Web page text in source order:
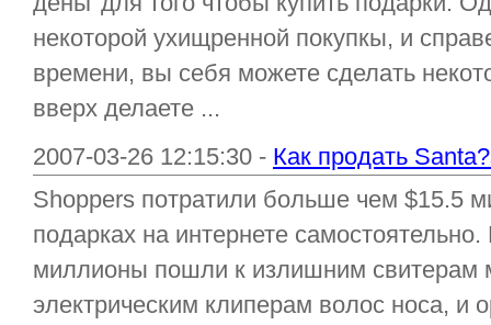
некоторой ухищренной покупкы, и
времени, вы себя можете сделать
вверх делаете ...
2007-03-26 12:15:30 - Как продать
Shoppers потратили больше чем $15.5
подарках на интернете
миллионы пошли к излишним свитерам
электрическим клиперам волос носа, и